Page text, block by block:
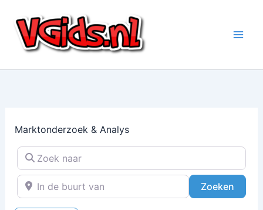
naar
inhoud
Marktonderzoek & Analys
Zoek naar
In de buurt van
Zoeken